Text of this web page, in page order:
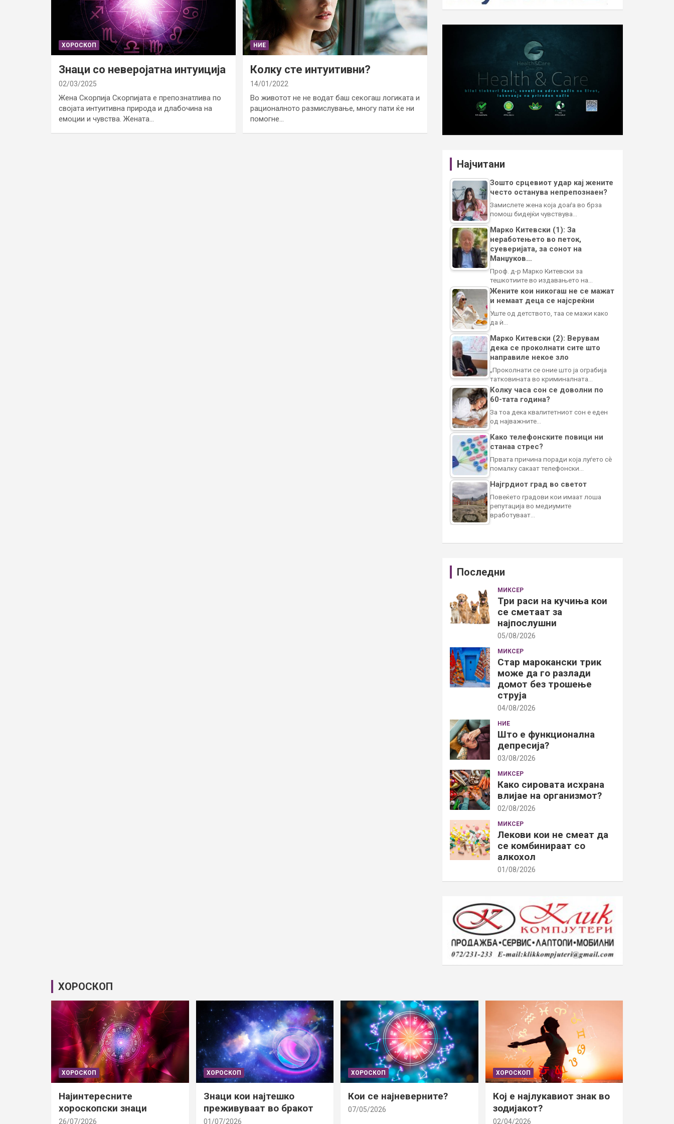
ХОРОСКОП
Знаци со неверојатна интуиција
02/03/2025
Жена Скорпија Скорпијата е препознатлива по
својата интуитивна природа и длабочина на
емоции и чувства. Жената…
НИЕ
Колку сте интуитивни?
14/01/2022
Во животот не не водат баш секогаш логиката и
рационалното размислување, многу пати ќе ни
помогне…
Најчитани
Зошто срцевиот удар кај жените
често останува непрепознаен?
Замислете жена која доаѓа во брза
помош бидејќи чувствува…
Марко Китевски (1): За
неработењето во петок,
суеверијата, за сонот на
Манџуков…
Проф. д-р Марко Китевски за
тешкотиите во издавањето на…
Жените кои никогаш не се мажат
и немаат деца се најсреќни
Уште од детството, таа се мажи како
да ѝ…
Марко Китевски (2): Верувам
дека се проколнати сите што
направиле некое зло
„Проколнати се оние што ја ограбија
татковината во криминалната…
Колку часа сон се доволни по
60-тата година?
За тоа дека квалитетниот сон е еден
од најважните…
Како телефонските повици ни
станаа стрес?
Првата причина поради која луѓето сè
помалку сакаат телефонски…
Најгрдиот град во светот
Повеќето градови кои имаат лоша
репутација во медиумите
вработуваат…
Последни
МИКСЕР
Три раси на кучиња кои
се сметаат за
најпослушни
05/08/2026
МИКСЕР
Стар марокански трик
може да го разлади
домот без трошење
струја
04/08/2026
НИЕ
Што е функционална
депресија?
03/08/2026
МИКСЕР
Како сировата исхрана
влијае на организмот?
02/08/2026
МИКСЕР
Лекови кои не смеат да
се комбинираат со
алкохол
01/08/2026
ХОРОСКОП
ХОРОСКОП
Најинтересните
хороскопски знаци
26/07/2026
ХОРОСКОП
Знаци кои најтешко
преживуваат во бракот
01/07/2026
ХОРОСКОП
Кои се најневерните?
07/05/2026
ХОРОСКОП
Кој е најлукавиот знак во
зодијакот?
02/04/2026